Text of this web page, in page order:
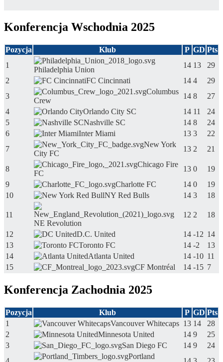
Konferencja Wschodnia 2025
Pozycja Klub P GD Pts
1
Philadelphia Union
14 13
29
2
FC Cincinnati 14 4
29
3
Columbus
Crew
14 8
27
4
Orlando City SC 14 11
24
5
Nashville SC 14 8
24
6
Inter Miami 13 3
22
7
New York
City FC
13 2 21
8
Chicago Fire
FC
13 0
19
9
Charlotte FC 14 0
19
10
NY Red Bulls 14 3 18
11
NE Revolution
12 2 18
12 D.C. United 14 -12 14
13
Toronto FC 14 -2
13
14
Atlanta United 14 -10 11
15
CF Montréal 14 -15 7
Konferencja Zachodnia 2025
Pozycja Klub P GD Pts
1
Vancouver Whitecaps 13 14
28
2
Minnesota United 14 9
25
3
San Diego FC 14 9
24
Portland